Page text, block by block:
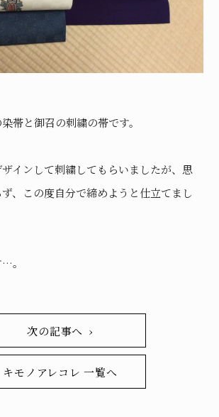
帯と御召の刺繍の帯です。
インして刺繍してもらいましたが、思
、この度自分で締めようと仕立てまし
。
次の記事へ ›
キモノアレコレ 一覧へ